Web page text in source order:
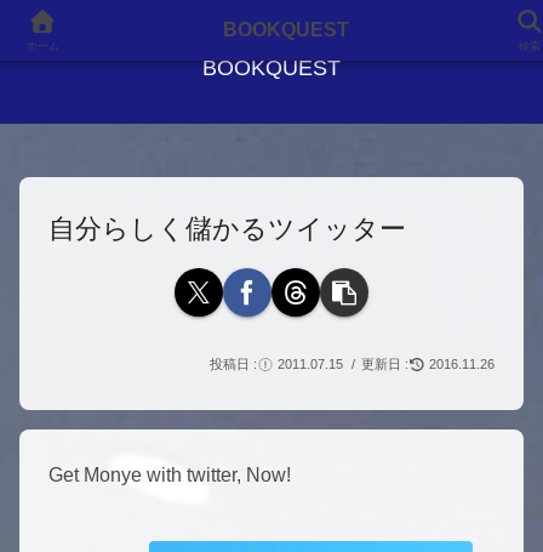
BOOKQUEST
自分らしく儲かるツイッター
2011.07.15 2016.11.26
Get Monye with twitter, Now!
ホーム
BOOKQUEST
検索